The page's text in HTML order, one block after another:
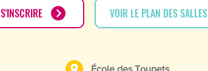
VOIR LE PLAN DES SALLES
S'INSCRIRE
École des Toupets